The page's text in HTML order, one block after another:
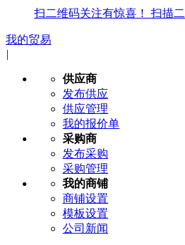
扫二维码关注有惊喜！ 扫描
我的贸易
|
供应商
发布供应
供应管理
我的报价单
采购商
发布采购
采购管理
我的商铺
商铺设置
模板设置
公司新闻